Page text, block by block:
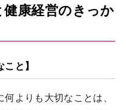
康経営のきっか
と】
よりも大切なことは、